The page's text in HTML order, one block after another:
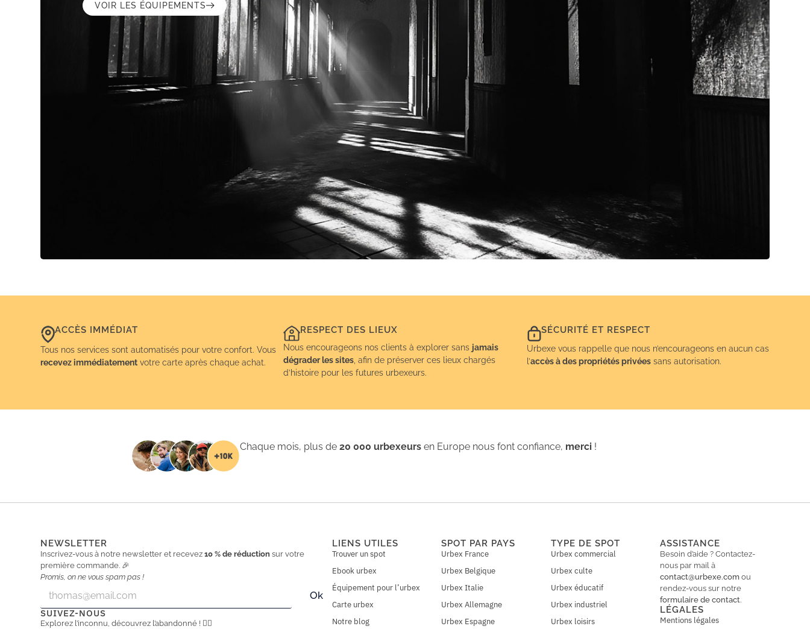
VOIR LES ÉQUIPEMENTS
ACCÈS IMMÉDIAT
Tous nos services sont automatisés pour votre confort. Vous
recevez immédiatement votre carte après chaque achat.
RESPECT DES LIEUX
Nous encourageons nos clients à explorer sans jamais
dégrader les sites , afin de préserver ces lieux chargés
d’histoire pour les futures urbexeurs.
SÉCURITÉ ET RESPECT
Urbexe vous rappelle que nous n’encourageons en aucun cas
l’accès à des propriétés privéessans autorisation.
Chaque mois, plus de20 000 urbexeurs en Europe nous font confiance, merci !
NEWSLETTER
Inscrivez-vous à notre newsletter et recevez10 % de réduction sur votre
première commande. 🎉
Promis, on ne vous spam pas !
a
i
a
i
Ok
SUIVEZ-NOUS
Explorez l’inconnu, découvrez l’abandonné ! 🕵️‍♂️
LIENS UTILES
Trouver un spot
Ebook urbex
Équipement pour l’urbex
Carte urbex
Notre blog
SPOT PAR PAYS
Urbex France
Urbex Belgique
Urbex Italie
Urbex Allemagne
Urbex Espagne
TYPE DE SPOT
Urbex commercial
Urbex culte
Urbex éducatif
Urbex industriel
Urbex loisirs
ASSISTANCE
Besoin d’aide ? Contactez-
nous par mail à
contact@urbexe.com ou
rendez-vous sur notre
formulaire de contact.
LÉGALES
Mentions légales